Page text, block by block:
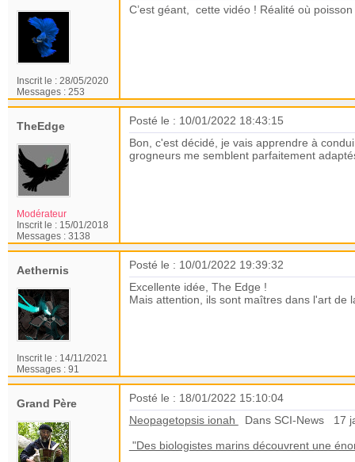
Inscrit le : 28/05/2020
Messages : 253
C’est géant, cette vidéo ! Réalité où
TheEdge
Modérateur
Inscrit le : 15/01/2018
Messages : 3138
Posté le : 10/01/2022 18:43:15
Bon, c'est décidé, je vais apprendre à
grogneurs me semblent parfaitement
Aethernis
Inscrit le : 14/11/2021
Messages : 91
Posté le : 10/01/2022 19:39:32
Excellente idée, The Edge !
Mais attention, ils sont maîtres dans l'art de
Grand Père
Posté le : 18/01/2022 15:10:04
Neopagetopsis ionah
Dans SCI-News
17
"Des biologistes marins découvrent une